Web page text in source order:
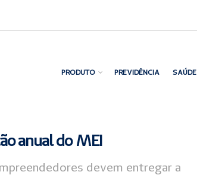
PRODUTO PREVIDÊNCIA SAÚDE
anual do MEI
devem entregar a